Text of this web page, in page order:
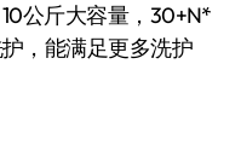
公斤大容量，30+N*
，能满足更多洗护